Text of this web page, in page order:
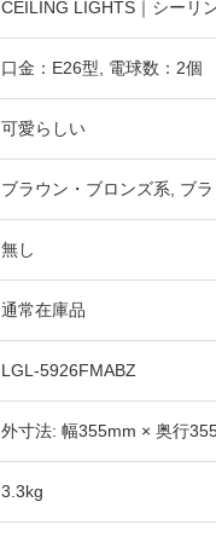
CEILING LIGHTS｜シーリ
口金：E26型 電球数：2個
可愛らしい
ブラウン・ブロンズ系 ブ
無し
通常在庫品
LGL-5926FMABZ
外寸法: 幅355mm × 奥行
3.3kg